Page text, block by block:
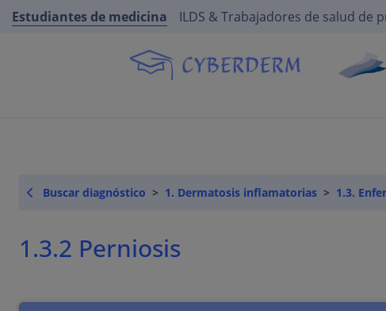
Estudiantes de medicina ILDS & Trabajadores de salud de
Buscar diagnóstico 1. Dermatosis inflamatorias 1.3.
1.3.2 Perniosis